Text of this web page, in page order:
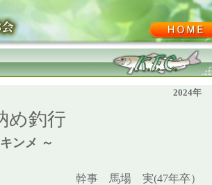
KFC･OB会ホーム
2024年
め釣行
ンメ ～
幹事 馬場 実(47年卒）